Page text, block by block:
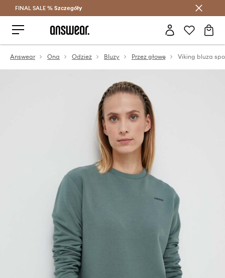
Oszczędzaj z Answear Club >
FINAL SALE % Szczegóły
Answear Ona Odzież Bluzy Przez głowę Viking bluza